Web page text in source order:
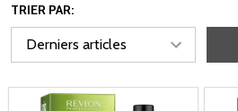
TRIER PAR: